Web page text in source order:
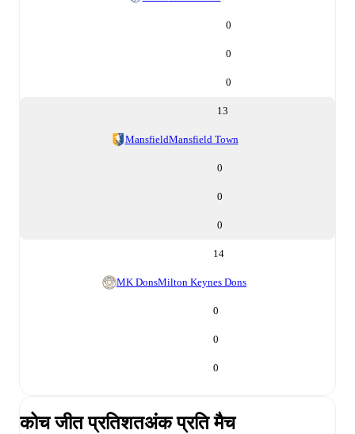
0
0
0
13
MansfieldMansfield Town
0
0
0
14
MK DonsMilton Keynes Dons
0
0
0
कोच जीत प्रतिशतअंक प्रति मैच